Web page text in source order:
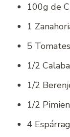
100g de
1
5
1/2
1/2
1/2
4